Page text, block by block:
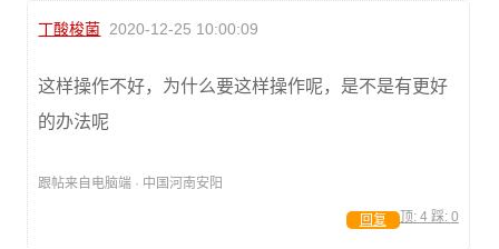
丁酸梭菌 2020-12-25 10:00:09
这样操作不好，为什么要这样操作呢，是不是有更好
的办法呢
跟帖来自电脑端 · 中国河南安阳
顶: 4 踩: 0
回复